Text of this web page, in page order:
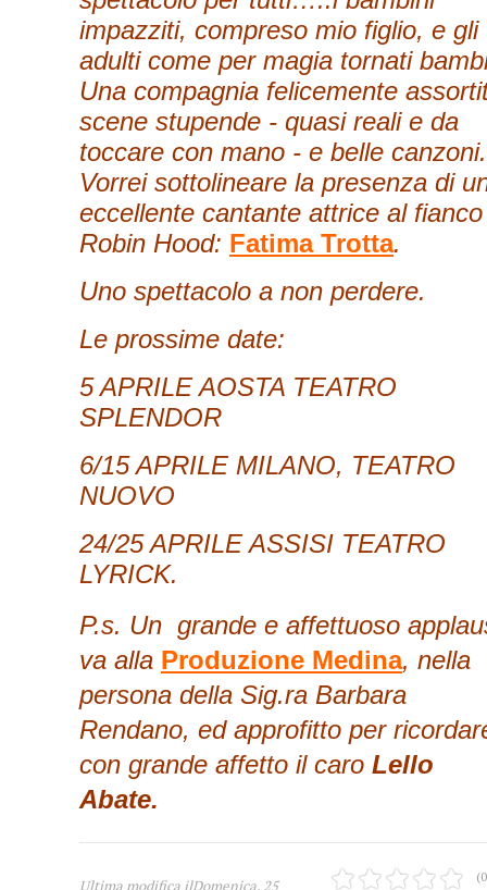
impazziti, compreso mio figlio, e gli
adulti come per magia tornati
Una compagnia felicemente
scene stupende - quasi reali e da
toccare con mano - e belle canzoni.
Vorrei sottolineare la presenza di
eccellente cantante attrice al
Robin Hood: Fatima Trotta.
Uno spettacolo a non perdere.
Le prossime date:
5 APRILE AOSTA TEATRO
SPLENDOR
6/15 APRILE MILANO, TEATRO
NUOVO
24/25 APRILE ASSISI TEATRO
LYRICK.
P.s. Un grande e affettuoso
va alla Produzione Medina, nella
persona della Sig.ra Barbara
Rendano, ed approfitto per
con grande affetto il caro Lello
Abate.
Ultima modifica ilDomenica, 25